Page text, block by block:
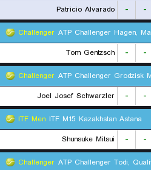
Patricio Alvarado
- -
Challenger ATP Challenger Hagen,
Tom Gentzsch
- -
Challenger ATP Challenger Grodzisk
Joel Josef Schwarzler
- -
ITF Men ITF M15 Kazakhstan Astana
Shunsuke Mitsui
- -
Challenger ATP Challenger Todi,